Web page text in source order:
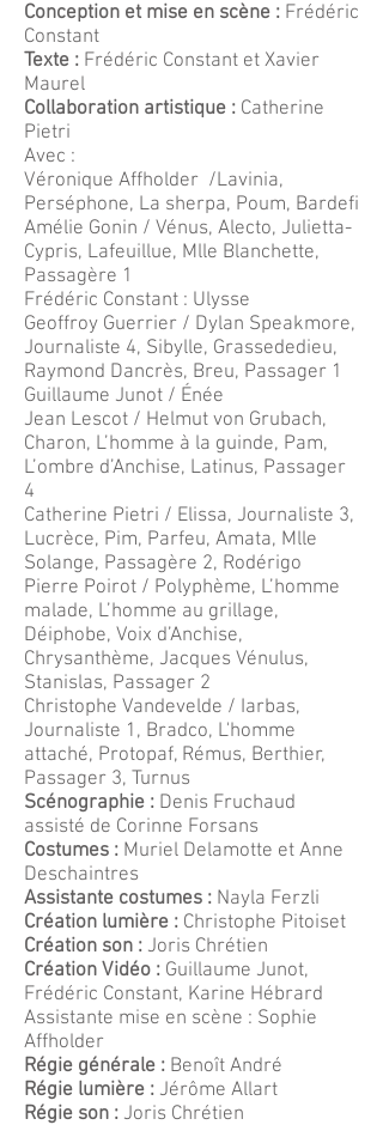
Conception et mise en scène : Frédéric
Constant
Texte : Frédéric Constant et Xavier
Maurel
Collaboration artistique : Catherine
Pietri
Avec :
Véronique Affholder /Lavinia,
Perséphone, La sherpa, Poum, Bardefi
Amélie Gonin / Vénus, Alecto, Julietta-
Cypris, Lafeuillue, Mlle Blanchette,
Passagère 1
Frédéric Constant : Ulysse
Geoffroy Guerrier / Dylan Speakmore,
Journaliste 4, Sibylle, Grassededieu,
Raymond Dancrès, Breu, Passager 1
Guillaume Junot / Énée
Jean Lescot / Helmut von Grubach,
Charon, L’homme à la guinde, Pam,
L’ombre d’Anchise, Latinus, Passager
4
Catherine Pietri / Elissa, Journaliste 3,
Lucrèce, Pim, Parfeu, Amata, Mlle
Solange, Passagère 2, Rodérigo
Pierre Poirot / Polyphème, L’homme
malade, L’homme au grillage,
Déiphobe, Voix d’Anchise,
Chrysanthème, Jacques Vénulus,
Stanislas, Passager 2
Christophe Vandevelde / Iarbas,
Journaliste 1, Bradco, L'homme
attaché, Protopaf, Rémus, Berthier,
Passager 3, Turnus
Scénographie : Denis Fruchaud
assisté de Corinne Forsans
Costumes : Muriel Delamotte et Anne
Deschaintres
Assistante costumes : Nayla Ferzli
Création lumière : Christophe Pitoiset
Création son : Joris Chrétien
Création Vidéo : Guillaume Junot,
Frédéric Constant, Karine Hébrard
Assistante mise en scène : Sophie
Affholder
Régie générale : Benoît André
Régie lumière : Jérôme Allart
Régie son : Joris Chrétien